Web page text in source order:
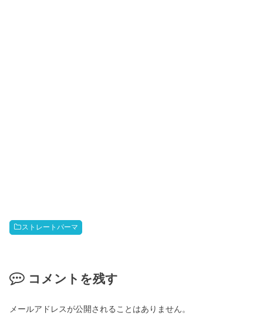
ストレートパーマ
コメントを残す
メールアドレスが公開されることはありません。